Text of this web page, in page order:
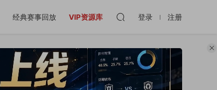
经典赛事回放 VIP资源库 登录 注册